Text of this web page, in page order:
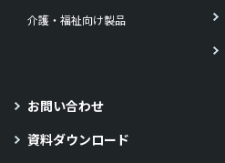
介護・福祉向け製品
お問い合わせ
資料ダウンロード